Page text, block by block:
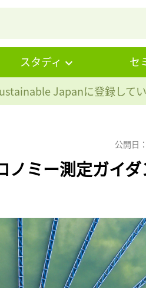
スタディ セ
Japanに登録して
公開日
ノミー測定ガイ